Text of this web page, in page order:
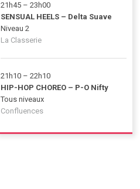
21h45 – 23h00
SENSUAL HEELS – Delta Suave
Niveau 2
La Classerie
21h10 – 22h10
HIP-HOP CHOREO – P-O Nifty
Tous niveaux
Confluences